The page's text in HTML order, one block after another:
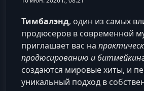
Тимбалэнд, один из самых
продюсеров в современной
приглашает вас на
продюсированию и
создаются мировые хиты, и
уникальный подход в